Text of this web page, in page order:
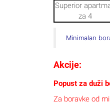
Superior
za 4
Minimalan
Akcije:
Popust za duži
Za boravke od